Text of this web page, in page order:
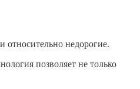
недорогие.
позволяет не только